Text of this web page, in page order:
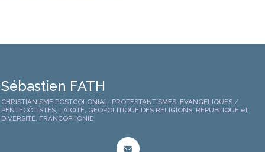
Sébastien FATH
CHRISTIANISME POSTCOLONIAL, PROTESTANTISMES, EVANGELIQUES /
PENTECÔTISTES, LAICITE, GEOPOLITIQUE DES RELIGIONS, REPUBLIQUE et
DIVERSITE, FRANCOPHONIE